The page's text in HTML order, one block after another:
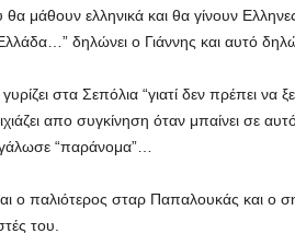
θα μάθουν ελληνικά και θα γίνουν
δηλώνει ο Γιάννης και αυτό
στα Σεπόλια “γιατί δεν πρέπει να
απο συγκίνηση όταν μπαίνει σε
“παράνομα”…
ο παλιότερος σταρ Παπαλουκάς και ο
του.